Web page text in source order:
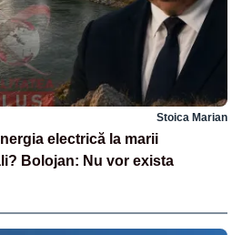
Stoica Marian
electrică la marii
Bolojan: Nu vor exista